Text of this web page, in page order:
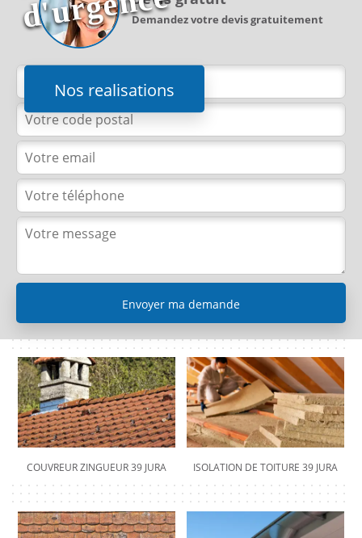
Nos realisations
Demandez votre devis gratuitement
COUVREUR ZINGUEUR 39 JURA ISOLATION DE TOITURE 39 JURA